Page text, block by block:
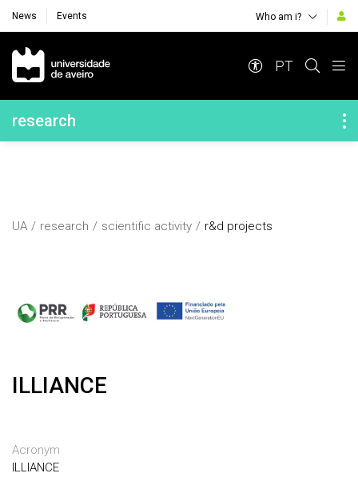
News Events Who am i?
Navegação Principal
PT
Navegação Lateral
research
UA research scientific activity r&d projects
ILLIANCE
Acronym
ILLIANCE